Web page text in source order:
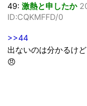
49: 激熱と申したか
ID:CQKMFFD/0
>>44
出ないのは分かるけ
😠